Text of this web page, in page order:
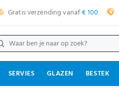
Gratis verzending vanaf€ 100
SERVIES GLAZEN BESTEK